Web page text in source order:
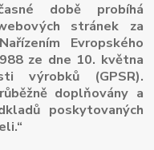
době probíhá
stránek za
Evropského
ze dne 10. května
výrobků (GPSR).
doplňovány a
poskytovaných